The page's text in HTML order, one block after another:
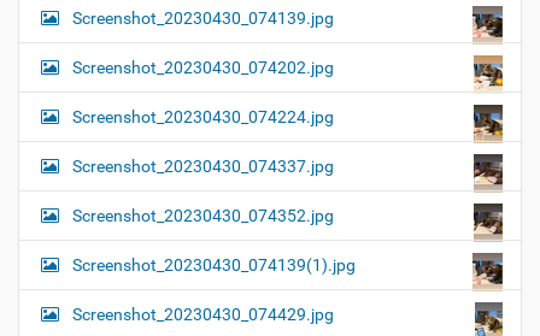
Screenshot_20230430_074139.jpg
Screenshot_20230430_074202.jpg
Screenshot_20230430_074224.jpg
Screenshot_20230430_074337.jpg
Screenshot_20230430_074352.jpg
Screenshot_20230430_074139(1).jpg
Screenshot_20230430_074429.jpg